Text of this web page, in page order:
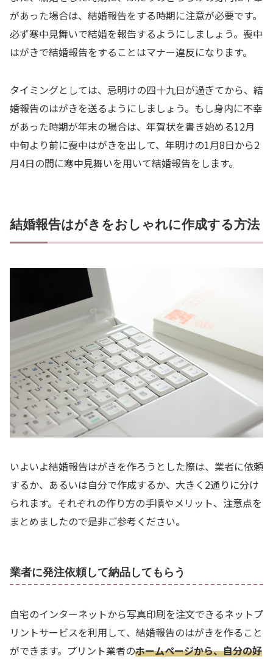
があった場合は、結婚報告をする時期に注意が必要です。
必ず寒中見舞いで結婚を報告するようにしましょう。喪中
はがきで結婚報告をすることはマナー違反になります。
タイミングとしては、忌明けの四十九日が過ぎてから、結
婚報告のはがきを送るようにしましょう。もし身内に不幸
があった時期が年末の場合は、年賀状を書き始める12月
中旬より前に喪中はがきを出して、年明けの1月8日から2
月4日の間に寒中見舞いを用いて結婚報告をします。
結婚報告はがきをおしゃれに作成する方法
いよいよ結婚報告はがきを作ろうとした際は、業者に依頼
するか、あるいは自分で作成するか、大きく2通りに分け
られます。それぞれの作り方の手順やメリット、注意点を
まとめましたので是非ご参考ください。
業者に発注依頼して納品してもらう
自宅のインターネットから写真印刷を注文できるネットプ
リントサービスを利用して、結婚報告のはがきを作ること
ができます。プリント業者のホームページから、自分の好